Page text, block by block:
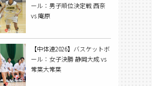
ール：男子順位決定戦 西奈
vs 庵原
【中体連2026】バスケットボ
ール：女子決勝 静岡大成 vs
常葉大常葉